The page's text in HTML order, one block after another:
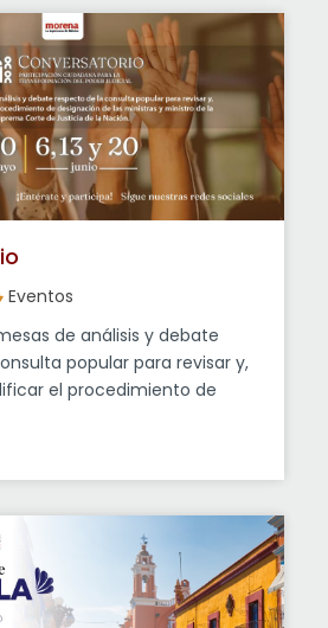
Eventos
de análisis y debate
popular para revisar y,
el procedimiento de
ministras y ministros de la
Justicia de la Nación.